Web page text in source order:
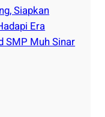
Siapkan
Era
SMP Muh Sinar